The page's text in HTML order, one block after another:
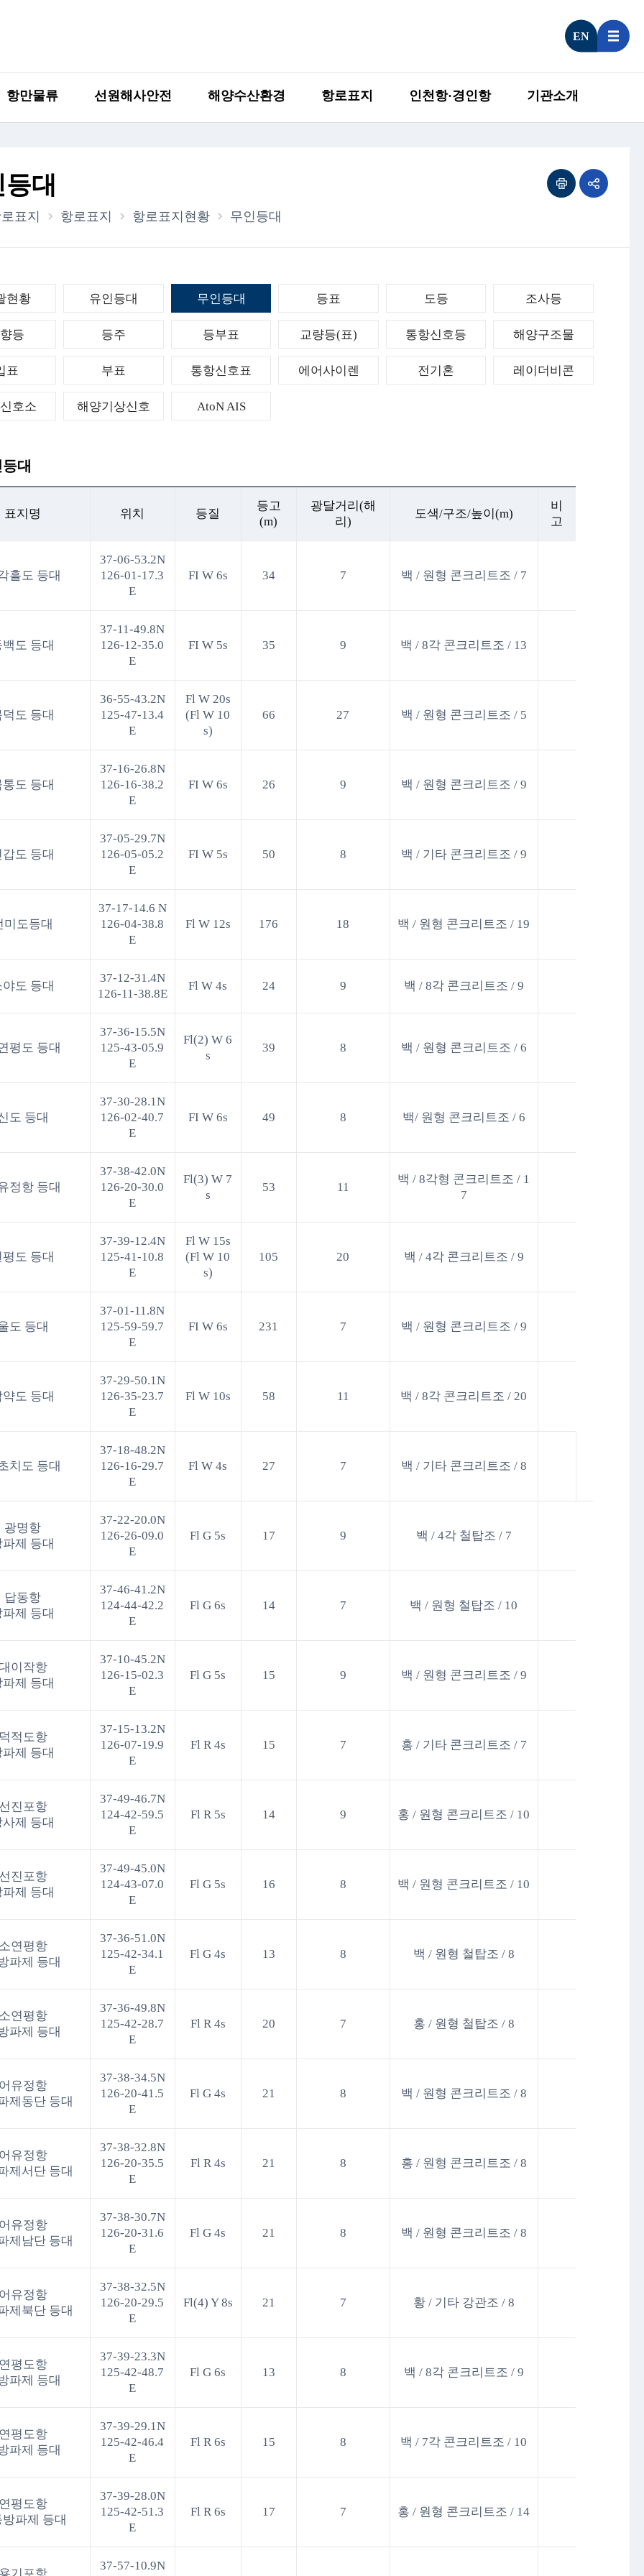
EN
항만물류 선원해사안전 해양수산환경 항로표지 인천항·경인항 기관소개
대
표지 항로표지 항로표지현황 무인등대
현황 유인등대 무인등대 등표 도등 조사등
등 등주 등부표 교량등(표) 통항신호등 해양구조물
표 부표 통항신호표 에어사이렌 전기혼 레이더비콘
호소 해양기상신호 AtoN AIS
대
표지명 위치 등질
등고
(m)
광달거리(해
리)
도색/구조/높이(m)
비
고
흘도 등대
37-06-53.2N
126-01-17.3
E
FI W 6s 34 7 백 / 원형 콘크리트조 / 7
백도 등대
37-11-49.8N
126-12-35.0
E
FI W 5s 35 9 백 / 8각 콘크리트조 / 13
덕도 등대
36-55-43.2N
125-47-13.4
E
Fl W 20s
(Fl W 10
s)
66 27 백 / 원형 콘크리트조 / 5
통도 등대
37-16-26.8N
126-16-38.2
E
FI W 6s 26 9 백 / 원형 콘크리트조 / 9
갑도 등대
37-05-29.7N
126-05-05.2
E
FI W 5s 50 8 백 / 기타 콘크리트조 / 9
미도등대
37-17-14.6 N
126-04-38.8
E
Fl W 12s 176 18 백 / 원형 콘크리트조 / 19
야도 등대
37-12-31.4N
126-11-38.8E
Fl W 4s 24 9 백 / 8각 콘크리트조 / 9
평도 등대
37-36-15.5N
125-43-05.9
E
Fl(2) W 6
s
39 8 백 / 원형 콘크리트조 / 6
도 등대
37-30-28.1N
126-02-40.7
E
FI W 6s 49 8 백/ 원형 콘크리트조 / 6
정항 등대
37-38-42.0N
126-20-30.0
E
Fl(3) W 7
s
53 11
백 / 8각형 콘크리트조 / 1
7
평도 등대
37-39-12.4N
125-41-10.8
E
Fl W 15s
(Fl W 10
s)
105 20 백 / 4각 콘크리트조 / 9
도 등대
37-01-11.8N
125-59-59.7
E
FI W 6s 231 7 백 / 원형 콘크리트조 / 9
약도 등대
37-29-50.1N
126-35-23.7
E
Fl W 10s 58 11 백 / 8각 콘크리트조 / 20
치도 등대
37-18-48.2N
126-16-29.7
E
Fl W 4s 27 7 백 / 기타 콘크리트조 / 8
광명항
파제 등대
37-22-20.0N
126-26-09.0
E
Fl G 5s 17 9 백 / 4각 철탑조 / 7
답동항
파제 등대
37-46-41.2N
124-44-42.2
E
Fl G 6s 14 7 백 / 원형 철탑조 / 10
이작항
파제 등대
37-10-45.2N
126-15-02.3
E
Fl G 5s 15 9 백 / 원형 콘크리트조 / 9
적도항
파제 등대
37-15-13.2N
126-07-19.9
E
Fl R 4s 15 7 홍 / 기타 콘크리트조 / 7
진포항
사제 등대
37-49-46.7N
124-42-59.5
E
Fl R 5s 14 9 홍 / 원형 콘크리트조 / 10
진포항
파제 등대
37-49-45.0N
124-43-07.0
E
Fl G 5s 16 8 백 / 원형 콘크리트조 / 10
연평항
파제 등대
37-36-51.0N
125-42-34.1
E
Fl G 4s 13 8 백 / 원형 철탑조 / 8
연평항
파제 등대
37-36-49.8N
125-42-28.7
E
Fl R 4s 20 7 홍 / 원형 철탑조 / 8
유정항
제동단 등대
37-38-34.5N
126-20-41.5
E
Fl G 4s 21 8 백 / 원형 콘크리트조 / 8
유정항
제서단 등대
37-38-32.8N
126-20-35.5
E
Fl R 4s 21 8 홍 / 원형 콘크리트조 / 8
유정항
제남단 등대
37-38-30.7N
126-20-31.6
E
Fl G 4s 21 8 백 / 원형 콘크리트조 / 8
유정항
제북단 등대
37-38-32.5N
126-20-29.5
E
Fl(4) Y 8s 21 7 황 / 기타 강관조 / 8
평도항
파제 등대
37-39-23.3N
125-42-48.7
E
Fl G 6s 13 8 백 / 8각 콘크리트조 / 9
평도항
파제 등대
37-39-29.1N
125-42-46.4
E
Fl R 6s 15 8 백 / 7각 콘크리트조 / 10
평도항
파제 등대
37-39-28.0N
125-42-51.3
E
Fl R 6s 17 7 홍 / 원형 콘크리트조 / 14
기포항
37-57-10.9N